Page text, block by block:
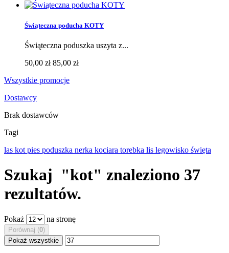
Świąteczna poducha KOTY
Świąteczna poduszka uszyta z...
50,00 zł85,00 zł
Wszystkie promocje
Dostawcy
Brak dostawców
Tagi
las kot pies poduszka nerka kociara torebka lis legowisko święta
Szukaj "kot" znaleziono 37
rezultatów.
Pokaż na stronę
Porównaj (0)
Pokaż wszystkie